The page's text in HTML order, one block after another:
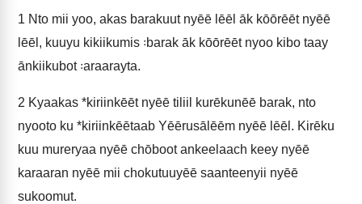
1 Nto mii yoo, akas barakuut nyēē lēēl āk kōōrēēt nyēē
lēēl, kuuyu kikiikumis ꞉barak āk kōōrēēt nyoo kibo taay
ānkiikubot ꞉araarayta.
2 Kyaakas *kiriinkēēt nyēē tiliil kurēkunēē barak, nto
nyooto ku *kiriinkēētaab Yēērusālēēm nyēē lēēl. Kirēku
kuu mureryaa nyēē chōboot ankeelaach keey nyēē
karaaran nyēē mii chokutuuyēē saanteenyii nyēē
sukoomut.